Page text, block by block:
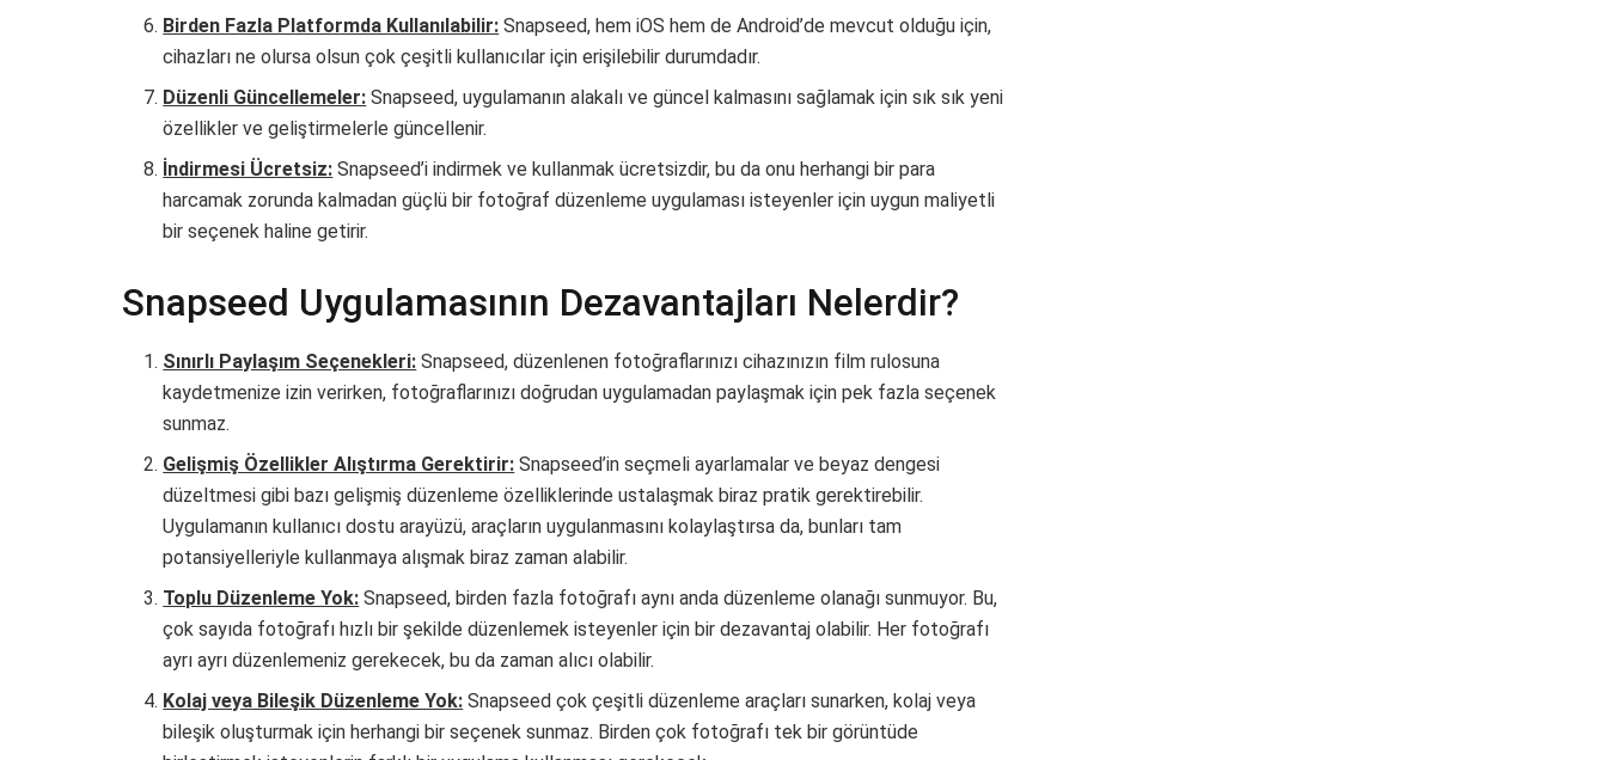
Birden Fazla Platformda Kullanılabilir: Snapseed, hem iOS hem de Android’de mevcut olduğu için,
cihazları ne olursa olsun çok çeşitli kullanıcılar için erişilebilir durumdadır.
Düzenli Güncellemeler: Snapseed, uygulamanın alakalı ve güncel kalmasını sağlamak için sık sık yeni
özellikler ve geliştirmelerle güncellenir.
İndirmesi Ücretsiz: Snapseed’i indirmek ve kullanmak ücretsizdir, bu da onu herhangi bir para
harcamak zorunda kalmadan güçlü bir fotoğraf düzenleme uygulaması isteyenler için uygun maliyetli
bir seçenek haline getirir.
Snapseed Uygulamasının Dezavantajları Nelerdir?
Sınırlı Paylaşım Seçenekleri: Snapseed, düzenlenen fotoğraflarınızı cihazınızın film rulosuna
kaydetmenize izin verirken, fotoğraflarınızı doğrudan uygulamadan paylaşmak için pek fazla seçenek
sunmaz.
Gelişmiş Özellikler Alıştırma Gerektirir: Snapseed’in seçmeli ayarlamalar ve beyaz dengesi
düzeltmesi gibi bazı gelişmiş düzenleme özelliklerinde ustalaşmak biraz pratik gerektirebilir.
Uygulamanın kullanıcı dostu arayüzü, araçların uygulanmasını kolaylaştırsa da, bunları tam
potansiyelleriyle kullanmaya alışmak biraz zaman alabilir.
Toplu Düzenleme Yok: Snapseed, birden fazla fotoğrafı aynı anda düzenleme olanağı sunmuyor. Bu,
çok sayıda fotoğrafı hızlı bir şekilde düzenlemek isteyenler için bir dezavantaj olabilir. Her fotoğrafı
ayrı ayrı düzenlemeniz gerekecek, bu da zaman alıcı olabilir.
Kolaj veya Bileşik Düzenleme Yok: Snapseed çok çeşitli düzenleme araçları sunarken, kolaj veya
bileşik oluşturmak için herhangi bir seçenek sunmaz. Birden çok fotoğrafı tek bir görüntüde